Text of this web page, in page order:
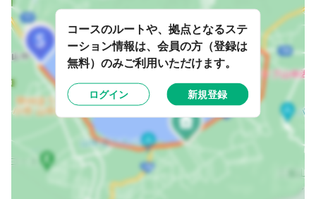
コースのルートや、拠点となるステ
ーション情報は、会員の方（登録は
無料）のみご利用いただけます。
ログイン 新規登録